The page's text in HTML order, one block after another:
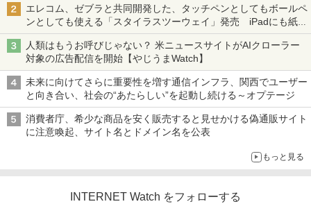
エレコム、ゼブラと共同開発した、タッチペンとしてもボールペ
ンとしても使える「スタイラスツーウェイ」発売 iPadにも紙に
も、持ち替えずに書き込める
人類はもうお呼びじゃない？ 米ニュースサイトがAIクローラー
対象の広告配信を開始【やじうまWatch】
未来に向けてさらに重要性を増す通信インフラ、関西でユーザー
と向き合い、社会の“あたらしい”を起動し続ける～オプテージ
消費者庁、希少な商品を安く販売すると見せかける偽通販サイト
に注意喚起、サイト名とドメイン名を公表
もっと見る
INTERNET Watch をフォローする